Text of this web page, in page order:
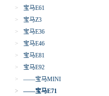
>
宝马E61
>
宝马Z3
>
宝马E36
>
宝马E46
>
宝马E81
>
宝马E92
>
——宝马MINI
>
——宝马E71